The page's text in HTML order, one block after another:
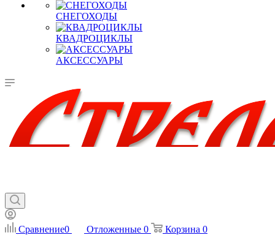
СНЕГОХОДЫ
КВАДРОЦИКЛЫ
АКСЕССУАРЫ
Сравнение0 Отложенные 0 Корзина 0